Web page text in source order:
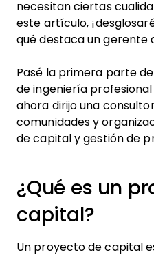
necesitan ciertas
este artículo,
qué destaca un gerente
Pasé la primera parte
de ingeniería
ahora dirijo una
comunidades y
de capital y gestión de
¿Qué es un
capital?
Un proyecto de capital